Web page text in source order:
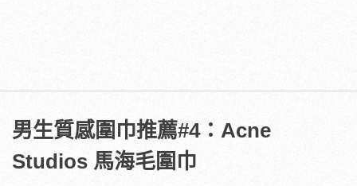
男生質感圍巾推薦#4：Acne
Studios 馬海毛圍巾